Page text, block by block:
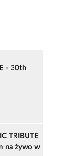
- 30th
TRIBUTE
na żywo w